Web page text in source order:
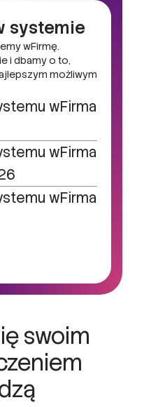
systemie
wFirmę.
i dbamy o to,
możliwym
wFirma
wFirma
wFirma
swoim